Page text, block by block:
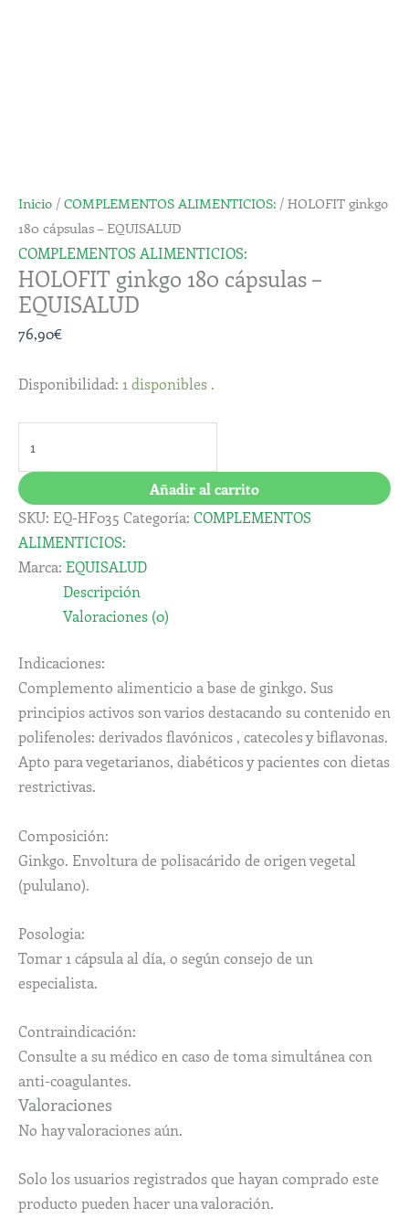
Inicio / COMPLEMENTOS ALIMENTICIOS: / HOLOFIT ginkgo
180 cápsulas – EQUISALUD
COMPLEMENTOS ALIMENTICIOS:
HOLOFIT ginkgo 180 cápsulas –
EQUISALUD
76,90€
Disponibilidad: 1 disponibles .
Añadir al carrito
SKU: EQ-HF035 Categoría: COMPLEMENTOS
ALIMENTICIOS:
Marca: EQUISALUD
Descripción
Valoraciones (0)
Indicaciones:
Complemento alimenticio a base de ginkgo. Sus
principios activos son varios destacando su contenido en
polifenoles: derivados flavónicos , catecoles y biflavonas.
Apto para vegetarianos, diabéticos y pacientes con dietas
restrictivas.
Composición:
Ginkgo. Envoltura de polisacárido de origen vegetal
(pululano).
Posologia:
Tomar 1 cápsula al día, o según consejo de un
especialista.
Contraindicación:
Consulte a su médico en caso de toma simultánea con
anti-coagulantes.
Valoraciones
No hay valoraciones aún.
Solo los usuarios registrados que hayan comprado este
producto pueden hacer una valoración.